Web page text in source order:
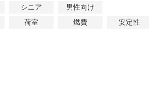
シニア
男性向け
荷室 燃費 安定性